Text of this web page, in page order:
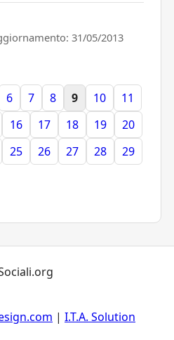
31/05/2013
6 7 8 9 10
11
16 17 18 19
20
25 26 27 28
29
| I.T.A. Solution